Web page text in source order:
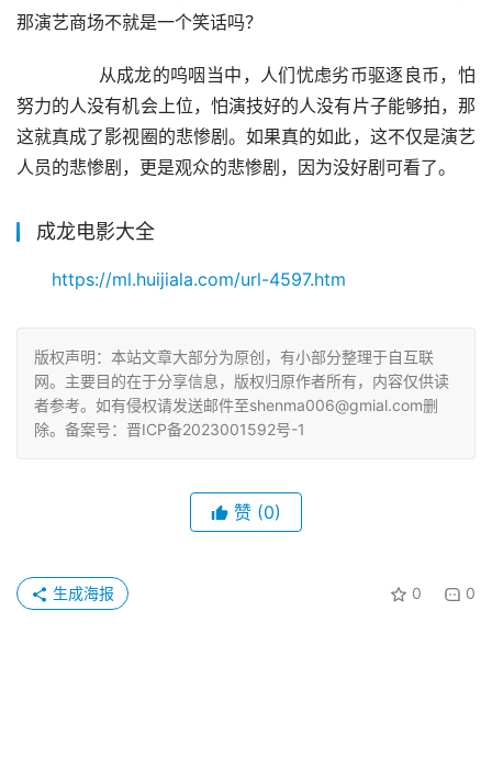
那演艺商场不就是一个笑话吗？
努力的人没有机会上位，怕演技好的人没有片子能够拍，那
这就真成了影视圈的悲惨剧。如果真的如此，这不仅是演艺
人员的悲惨剧，更是观众的悲惨剧，因为没好剧可看了。
成龙电影大全
https://ml.huijiala.com/url-4597.htm
版权声明：本站文章大部分为原创，有小部分整理于自互联
网。主要目的在于分享信息，版权归原作者所有，内容仅供读
者参考。如有侵权请发送邮件至shenma006@gmial.com删
除。备案号：晋ICP备2023001592号-1
赞 (0)
0 0
生成海报